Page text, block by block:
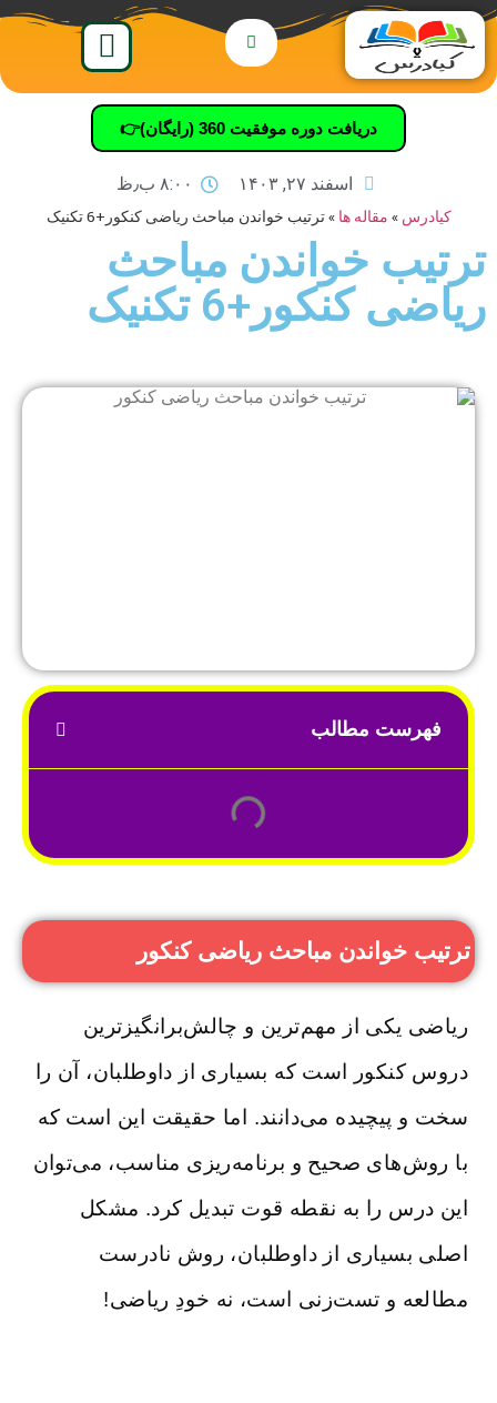
دریافت دوره موفقیت 360 (رایگان)👉
اسفند ۲۷, ۱۴۰۳ ۸:۰۰ ب٫ظ
کیادرس » مقاله ها »ترتیب خواندن مباحث ریاضی کنکور+6 تکنیک
ترتیب خواندن مباحث
ریاضی کنکور+6 تکنیک
فهرست مطالب
ترتیب خواندن مباحث ریاضی کنکور
ریاضی یکی از مهم‌ترین و چالش‌برانگیزترین
دروس کنکور است که بسیاری از داوطلبان، آن را
سخت و پیچیده می‌دانند. اما حقیقت این است که
با روش‌های صحیح و برنامه‌ریزی مناسب، می‌توان
این درس را به نقطه قوت تبدیل کرد. مشکل
اصلی بسیاری از داوطلبان، روش نادرست
مطالعه و تست‌زنی است، نه خودِ ریاضی!